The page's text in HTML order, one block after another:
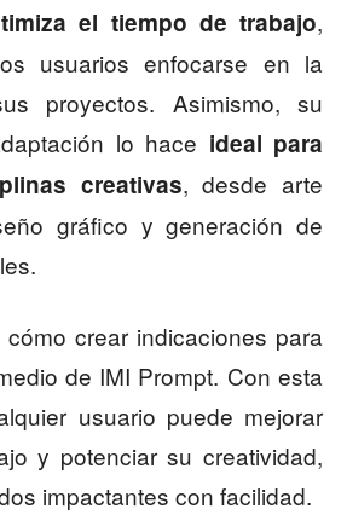
el tiempo de trabajo,
usuarios enfocarse en la
proyectos. Asimismo, su
lo hace ideal para
creativas, desde arte
gráfico y generación de
crear indicaciones para
de IMI Prompt. Con esta
usuario puede mejorar
y potenciar su creatividad,
impactantes con facilidad.